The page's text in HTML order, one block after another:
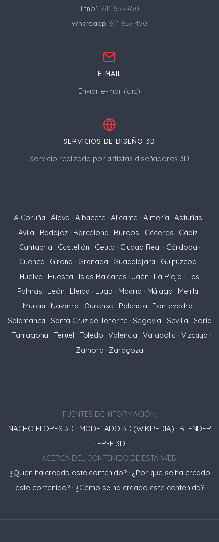
Tfno1: 611 655 450
Whatsapp: 611 655 450
E-MAIL
Enviar e-mail (clic)
SERVICIOS DE DISEÑO 3D
Servicio realizado por artistas diseñadores 3D
A Coruña · Álava · Albacete · Alicante · Almería · Asturias ·
Ávila · Badajoz · Barcelona · Burgos · Cáceres · Cádiz ·
Cantabria · Castellón · Ceuta · Ciudad Real · Córdoba ·
Cuenca · Girona · Granada · Guadalajara · Guipúzcoa ·
Huelva · Huesca · Islas Baleares · Jaén · La Rioja · Las
Palmas · León · Lleida · Lugo · Madrid · Málaga · Melilla ·
Murcia · Navarra · Ourense · Palencia · Pontevedra ·
Salamanca · Santa Cruz de Tenerife · Segovia · Sevilla · Soria
· Tarragona · Teruel · Toledo · Valencia · Valladolid · Vizcaya ·
Zamora · Zaragoza
FUENTES DE INFORMACIÓN:
NACHO FLORES 3D · MODELADO 3D (WIKIPEDIA) · BLENDER
· FREE 3D
ACERCA DEL CONTENIDO DE ESTA WEB:
¿Quién ha creado este contenido?· ¿Por qué se ha creado
este contenido?· ¿Cómo se ha creado este contenido?